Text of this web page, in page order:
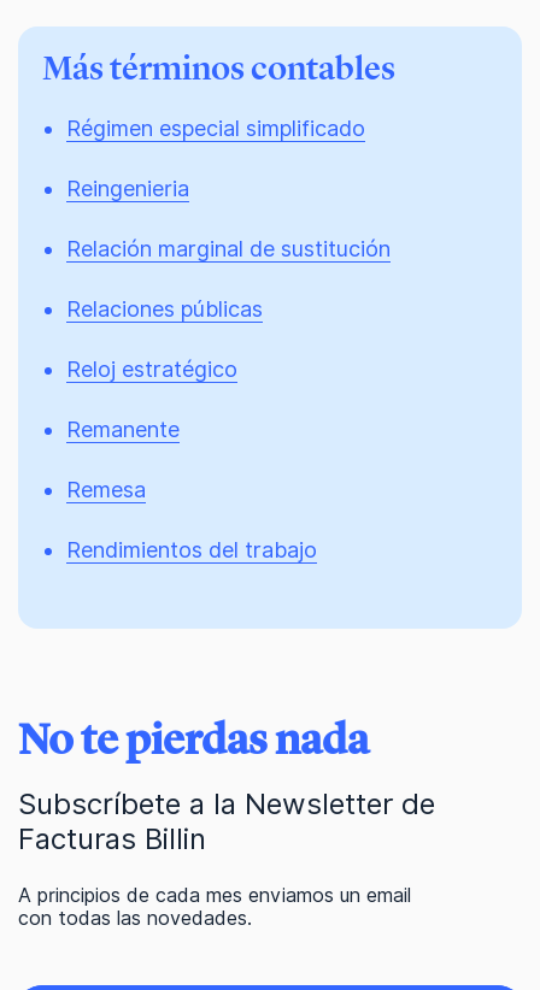
Más términos contables
Régimen especial simplificado
Reingenieria
Relación marginal de sustitución
Relaciones públicas
Reloj estratégico
Remanente
Remesa
Rendimientos del trabajo
No te pierdas nada
Subscríbete a la Newsletter de
Facturas Billin
A principios de cada mes enviamos un email
con todas las novedades.